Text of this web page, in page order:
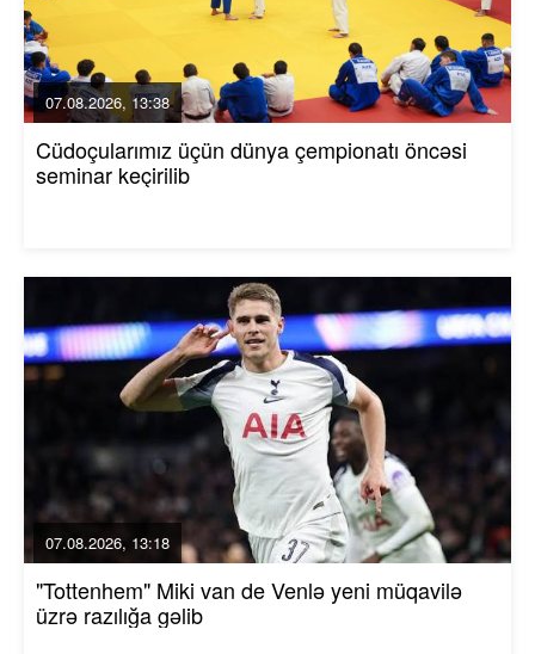
07.08.2026, 13:38
Cüdoçularımız üçün dünya çempionatı öncəsi
seminar keçirilib
07.08.2026, 13:18
"Tottenhem" Miki van de Venlə yeni müqavilə
üzrə razılığa gəlib